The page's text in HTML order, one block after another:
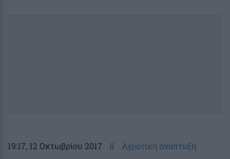
19:17, 12 Οκτωβρίου 2017 || Αγροτική ανάπτυξη